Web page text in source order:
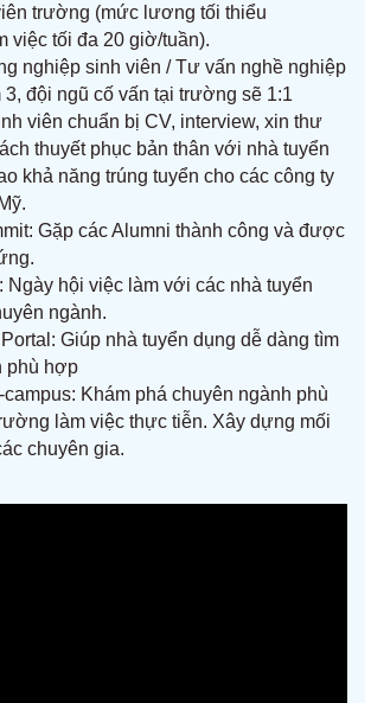
trường (mức lương tối thiểu
việc tối đa 20 giờ/tuần).
nghiệp sinh viên / Tư vấn nghề nghiệp
đội ngũ cố vấn tại trường sẽ 1:1
viên chuẩn bị CV, interview, xin thư
thuyết phục bản thân với nhà tuyển
khả năng trúng tuyển cho các công ty
Gặp các Alumni thành công và được
Ngày hội việc làm với các nhà tuyển
ngành.
Giúp nhà tuyển dụng dễ dàng tìm
phù hợp
Khám phá chuyên ngành phù
làm việc thực tiễn. Xây dựng mối
chuyên gia.